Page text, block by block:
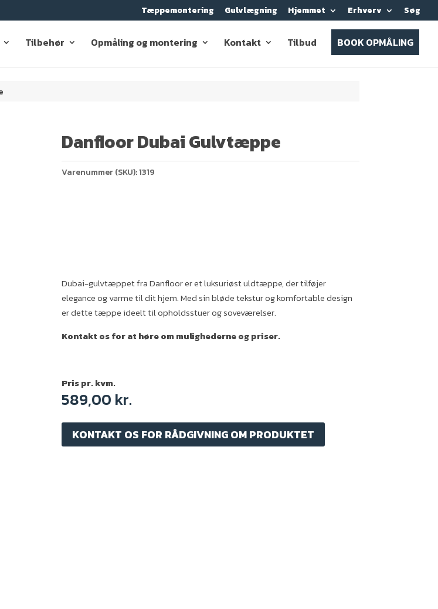
Tæppemontering Gulvlægning Hjemmet Erhverv Søg
Tilbehør Opmåling og montering Kontakt Tilbud BOOK OPMÅLING
Danfloor Dubai Gulvtæppe
Varenummer (SKU):1319
Dubai-gulvtæppet fra Danfloor er et luksuriøst uldtæppe, der tilføjer
elegance og varme til dit hjem. Med sin bløde tekstur og komfortable design
er dette tæppe ideelt til opholdsstuer og soveværelser.
Kontakt os for at høre om mulighederne og priser.
Pris pr. kvm.
589,00 kr.
KONTAKT OS FOR RÅDGIVNING OM PRODUKTET